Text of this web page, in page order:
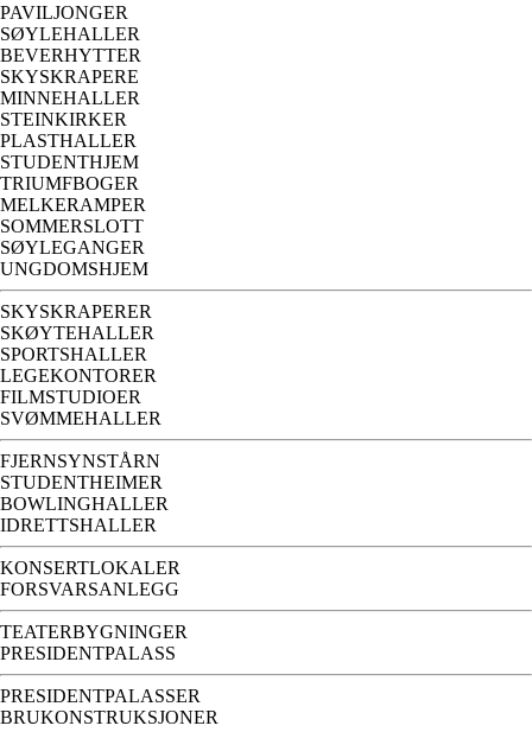
PAVILJONGER
SØYLEHALLER
BEVERHYTTER
SKYSKRAPERE
MINNEHALLER
STEINKIRKER
PLASTHALLER
STUDENTHJEM
TRIUMFBOGER
MELKERAMPER
SOMMERSLOTT
SØYLEGANGER
UNGDOMSHJEM
SKYSKRAPERER
SKØYTEHALLER
SPORTSHALLER
LEGEKONTORER
FILMSTUDIOER
SVØMMEHALLER
FJERNSYNSTÅRN
STUDENTHEIMER
BOWLINGHALLER
IDRETTSHALLER
KONSERTLOKALER
FORSVARSANLEGG
TEATERBYGNINGER
PRESIDENTPALASS
PRESIDENTPALASSER
BRUKONSTRUKSJONER